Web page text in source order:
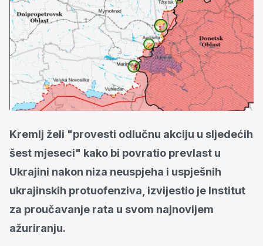
Kremlj želi "provesti odlučnu akciju u sljedećih
šest mjeseci" kako bi povratio prevlast u
Ukrajini nakon niza neuspjeha i uspješnih
ukrajinskih protuofenziva, izvijestio je Institut
za proučavanje rata u svom najnovijem
ažuriranju.